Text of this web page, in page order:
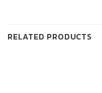
RELATED PRODUCTS